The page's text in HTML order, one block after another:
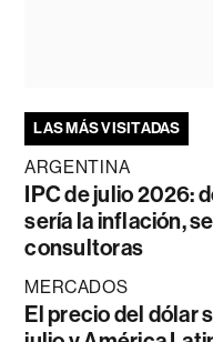
LAS MÁS VISITADAS
ARGENTINA
IPC de julio 2026:
sería la inflación,
consultoras
MERCADOS
El precio del dólar